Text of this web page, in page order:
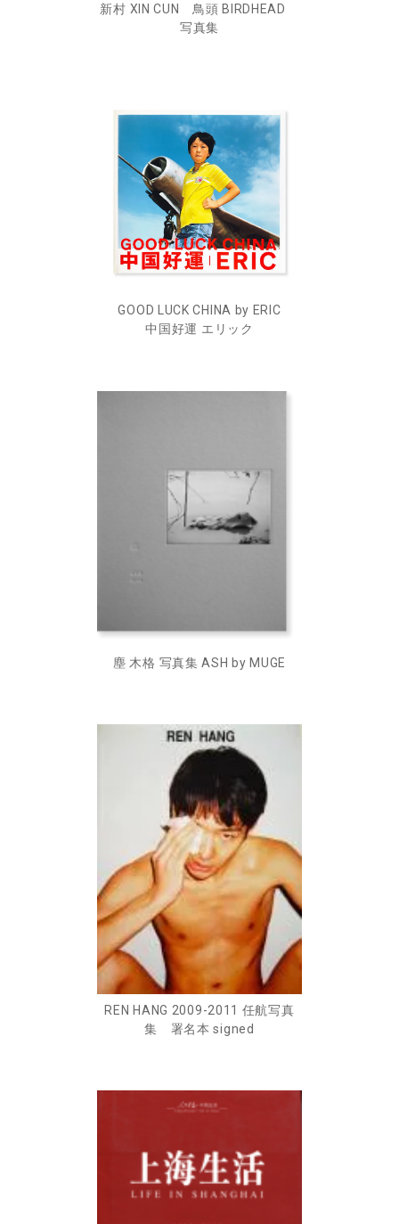
新村 XIN CUN 鳥頭 BIRDHEAD
写真集
GOOD LUCK CHINA by ERIC
中国好運 エリック
塵 木格 写真集 ASH by MUGE
REN HANG 2009-2011 任航写真
集 署名本 signed